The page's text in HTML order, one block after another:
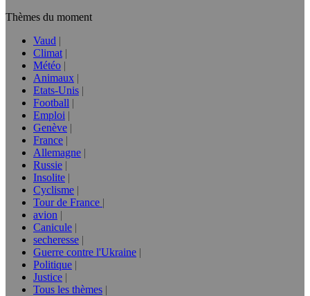
Thèmes du moment
Vaud
Climat
Météo
Animaux
Etats-Unis
Football
Emploi
Genève
France
Allemagne
Russie
Insolite
Cyclisme
Tour de France
avion
Canicule
secheresse
Guerre contre l'Ukraine
Politique
Justice
Tous les thèmes